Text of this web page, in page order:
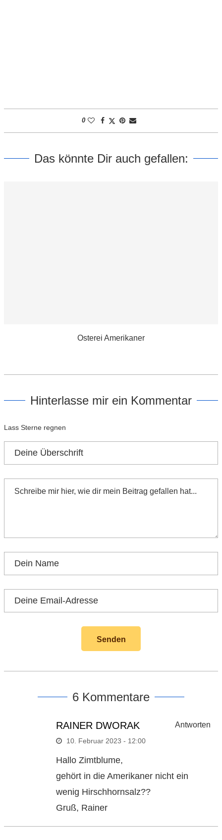
0
Das könnte Dir auch gefallen:
Osterei Amerikaner
Hinterlasse mir ein Kommentar
Lass Sterne regnen
6 Kommentare
RAINER DWORAK
10. Februar 2023 - 12:00
Hallo Zimtblume,
gehört in die Amerikaner nicht ein
wenig Hirschhornsalz??
Gruß, Rainer
Antworten